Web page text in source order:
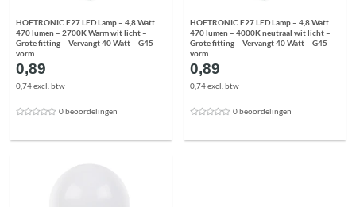
HOFTRONIC E27 LED Lamp – 4,8 Watt
470 lumen – 2700K Warm wit licht –
Grote fitting – Vervangt 40 Watt – G45
vorm
0,89
0,74 excl. btw
0 beoordelingen
HOFTRONIC E27 LED Lamp – 4,8 Watt
470 lumen – 4000K neutraal wit licht –
Grote fitting – Vervangt 40 Watt – G45
vorm
0,89
0,74 excl. btw
0 beoordelingen